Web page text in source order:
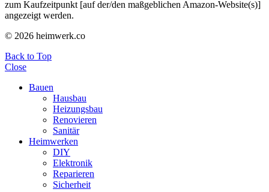
zum Kaufzeitpunkt [auf der/den maßgeblichen Amazon-Website(s)]
angezeigt werden.
© 2026 heimwerk.co
Back to Top
Close
Bauen
Hausbau
Heizungsbau
Renovieren
Sanitär
Heimwerken
DIY
Elektronik
Reparieren
Sicherheit